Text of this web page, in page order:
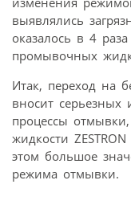
выявлялись
оказалось в 4
промывочных
Итак, переход на
вносит серьезных
процессы
жидкости
этом большое